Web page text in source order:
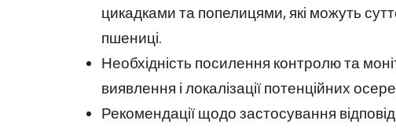
цикадками та попелицями, які можуть
пшениці.
Необхідність посилення контролю та
виявлення і локалізації потенційних
Рекомендації щодо застосування